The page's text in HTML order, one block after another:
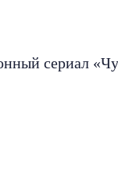
сериал